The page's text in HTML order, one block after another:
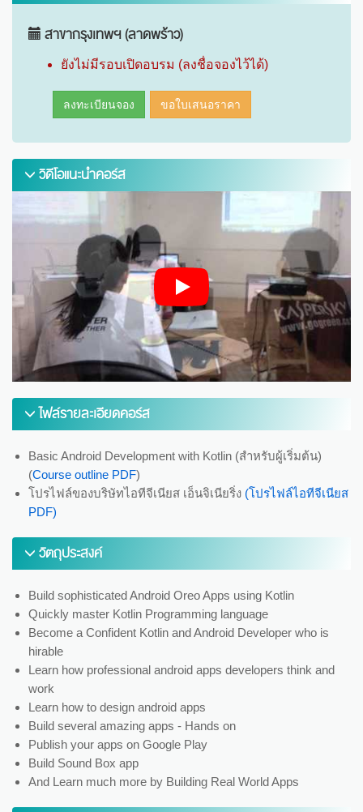
สาขากรุงเทพฯ (ลาดพร้าว)
ยังไม่มีรอบเปิดอบรม (ลงชื่อจองไว้ได้)
ลงทะเบียนจอง ขอใบเสนอราคา
วิดีโอแนะนำคอร์ส
ไฟล์รายละเอียดคอร์ส
Basic Android Development with Kotlin (สำหรับผู้เริ่มต้น)
(Course outline PDF)
โปรไฟล์ของบริษัทไอทีจีเนียส เอ็นจิเนียริ่ง (โปรไฟล์ไอทีจีเนียส
PDF)
วัตถุประสงค์
Build sophisticated Android Oreo Apps using Kotlin
Quickly master Kotlin Programming language
Become a Confident Kotlin and Android Developer who is
hirable
Learn how professional android apps developers think and
work
Learn how to design android apps
Build several amazing apps - Hands on
Publish your apps on Google Play
Build Sound Box app
And Learn much more by Building Real World Apps